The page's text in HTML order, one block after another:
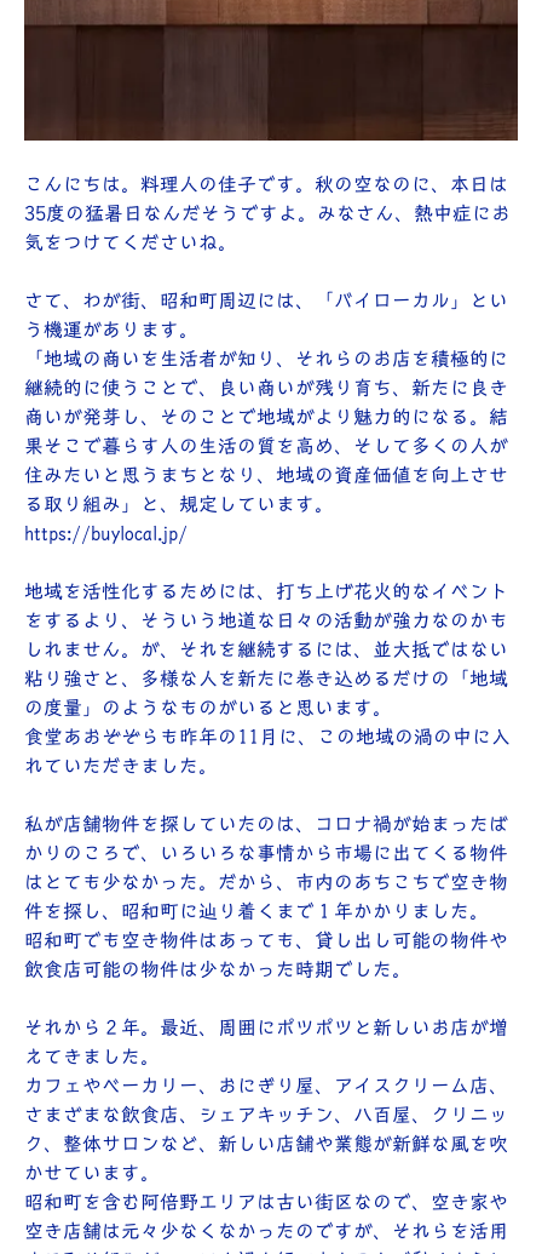
こんにちは。料理人の佳子です。秋の空なのに、本日は
35度の猛暑日なんだそうですよ。みなさん、熱中症にお
気をつけてくださいね。
さて、わが街、昭和町周辺には、「バイローカル」とい
う機運があります。
「地域の商いを生活者が知り、それらのお店を積極的に
継続的に使うことで、良い商いが残り育ち、新たに良き
商いが発芽し、そのことで地域がより魅力的になる。結
果そこで暮らす人の生活の質を高め、そして多くの人が
住みたいと思うまちとなり、地域の資産価値を向上させ
る取り組み」と、規定しています。
https://buylocal.jp/
地域を活性化するためには、打ち上げ花火的なイベント
をするより、そういう地道な日々の活動が強力なのかも
しれません。が、それを継続するには、並大抵ではない
粘り強さと、多様な人を新たに巻き込めるだけの「地域
の度量」のようなものがいると思います。
食堂あおぞぞらも昨年の11月に、この地域の渦の中に入
れていただきました。
私が店舗物件を探していたのは、コロナ禍が始まったば
かりのころで、いろいろな事情から市場に出てくる物件
はとても少なかった。だから、市内のあちこちで空き物
件を探し、昭和町に辿り着くまで１年かかりました。
昭和町でも空き物件はあっても、貸し出し可能の物件や
飲食店可能の物件は少なかった時期でした。
それから２年。最近、周囲にポツポツと新しいお店が増
えてきました。
カフェやベーカリー、おにぎり屋、アイスクリーム店、
さまざまな飲食店、シェアキッチン、八百屋、クリニッ
ク、整体サロンなど、新しい店舗や業態が新鮮な風を吹
かせています。
昭和町を含む阿倍野エリアは古い街区なので、空き家や
空き店舗は元々少なくなかったのですが、それらを活用